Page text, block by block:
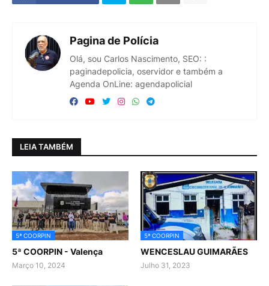
Pagina de Polícia
Olá, sou Carlos Nascimento, SEO: :
paginadepolicia, oservidor e também a
Agenda OnLine: agendapolicial
LEIA TAMBÉM
5ª COORPIN
5ª COORPIN - Valença
Março 10, 2024
5ª COORPIN
WENCESLAU GUIMARÃES
Julho 31, 2023